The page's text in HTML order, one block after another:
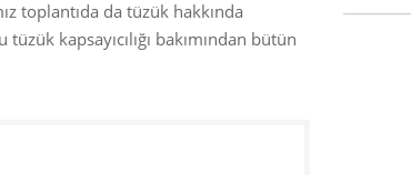
toplantıda da tüzük hakkında
kapsayıcılığı bakımından bütün